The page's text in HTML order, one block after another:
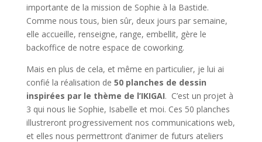
importante de la mission de Sophie à la Bastide.
Comme nous tous, bien sûr, deux jours par semaine,
elle accueille, renseigne, range, embellit, gère le
backoffice de notre espace de coworking.
Mais en plus de cela, et même en particulier, je lui ai
confié la réalisation de 50 planches de dessin
inspirées par le thème de l’IKIGAI. C’est un projet à
3 qui nous lie Sophie, Isabelle et moi. Ces 50 planches
illustreront progressivement nos communications web,
et elles nous permettront d’animer de futurs ateliers